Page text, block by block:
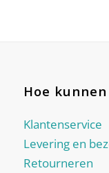
Hoe
Klantenservice
Levering en
Retourneren